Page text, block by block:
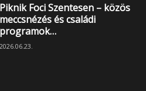
Piknik Foci Szentesen – közös
meccsnézés és családi
programok…
2026.06.23.